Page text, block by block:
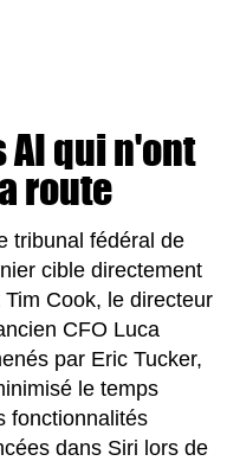
AI qui n'ont
route
tribunal fédéral de
cible directement
Cook, le directeur
CFO Luca
par Eric Tucker,
le temps
fonctionnalités
dans Siri lors de